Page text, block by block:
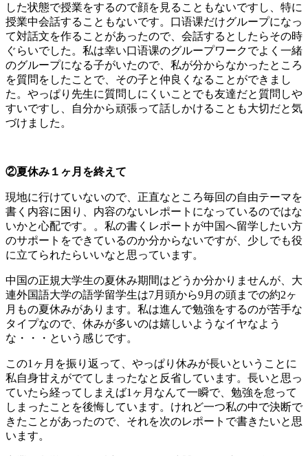
した状態で授業をするので顔を見ることもないですし、特に
授業中会話することもないです。口语课だけグループになっ
て対話文を作ることがあったので、会話するとしたらその時
ぐらいでした。私は幸い口语课のグループワークでよく一緒
のグループになる子がいたので、私が分からなかったところ
を質問をしたことで、その子と仲良くなることができまし
た。やっぱり先生に質問しにくいことでも友達だと質問しや
すいですし、自分から頑張って話しかけることも大切だと気
づけました。
②夏休み１ヶ月を終えて
現地に行けていないので、正直なところ毎回の自由テーマを
書く内容に困り、内容のないレポートになっているのではな
いかと心配です。。私の書くレポートが中国へ留学したい方
のサポートをできているのか分からないですが、少しでも役
に立てられたらいいなと思っています。
中国の正規大学生の夏休み期間はどうか分かりませんが、大
連外国語大学の語学留学生は7月頭から9月の頭までの約2ヶ
月もの夏休みがあります。私は進んで勉強をするのが苦手な
タイプなので、休みが多いのは嬉しいようなイヤなよう
な・・・という感じです。
この1ヶ月を振り返って、やっぱり休みが長いということに
私自身甘えがでてしまったなと反省しています。長いと思っ
ていたら経ってしまえば1ヶ月なんて一瞬で、勉強を怠って
しまったことを後悔しています。けれど一つ私の中で決断で
きたことがあったので、それを次のレポートで書きたいと思
います。